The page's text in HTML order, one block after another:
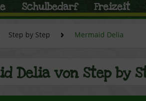
Schulbedarf Freizeit
Step by Step Mermaid Delia
Delia von Step by